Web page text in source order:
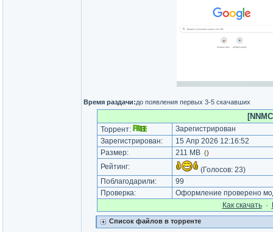
Время раздачи:до появления первых 3-5 скачавших
Торрент:
Зарегистрирован
Зарегистрирован:
15 Апр 2026 12:16:52
Размер:
211 MB ()
Рейтинг: (Голосов: 23)
Поблагодарили:
99
Проверка:
Оформление проверено
Как cкачать·
Список файлов в торренте